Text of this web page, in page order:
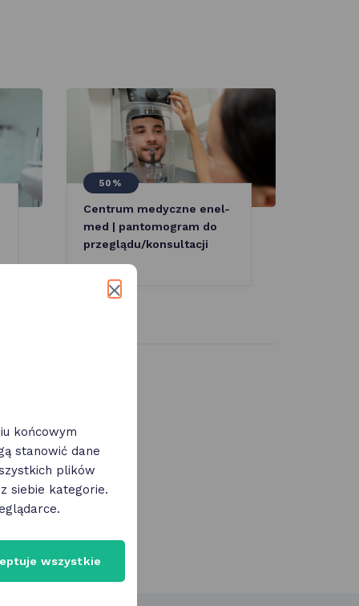
50%
Centrum medyczne enel-
med | pantomogram do
przeglądu/konsultacji
końcowym
stanowić dane
plików
siebie kategorie.
wszystkie